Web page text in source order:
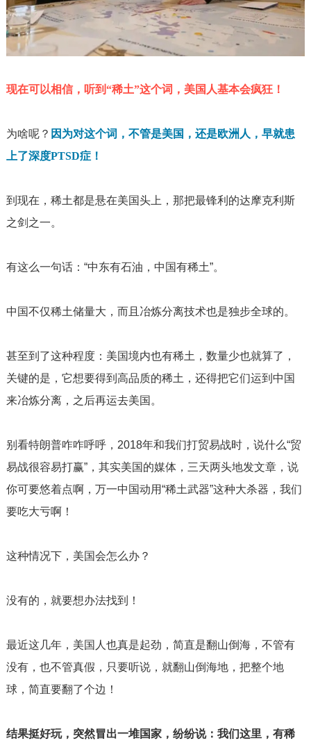
现在可以相信，听到“稀土”这个词，美国人基本会疯狂！
为啥呢？ 因为对这个词，不管是美国，还是欧洲人，早就患
上了深度PTSD症！
到现在，稀土都是悬在美国头上，那把最锋利的达摩克利斯
之剑之一。
有这么一句话：“中东有石油，中国有稀土”。
中国不仅稀土储量大，而且冶炼分离技术也是独步全球的。
甚至到了这种程度：美国境内也有稀土，数量少也就算了，
关键的是，它想要得到高品质的稀土，还得把它们运到中国
来冶炼分离，之后再运去美国。
别看特朗普咋咋呼呼， 2018年和我们打贸易战时，说什么“贸
易战很容易打赢”，其实美国的媒体，三天两头地发文章，说
你可要悠着点啊，万一中国动用“稀土武器”这种大杀器，我们
要吃大亏啊！
这种情况下，美国会怎么办？
没有的，就要想办法找到！
最近这几年，美国人也真是起劲，简直是翻山倒海，不管有
没有，也不管真假，只要听说，就翻山倒海地，把整个地
球，简直要翻了个边！
结果挺好玩，突然冒出一堆国家，纷纷说：我们这里，有稀